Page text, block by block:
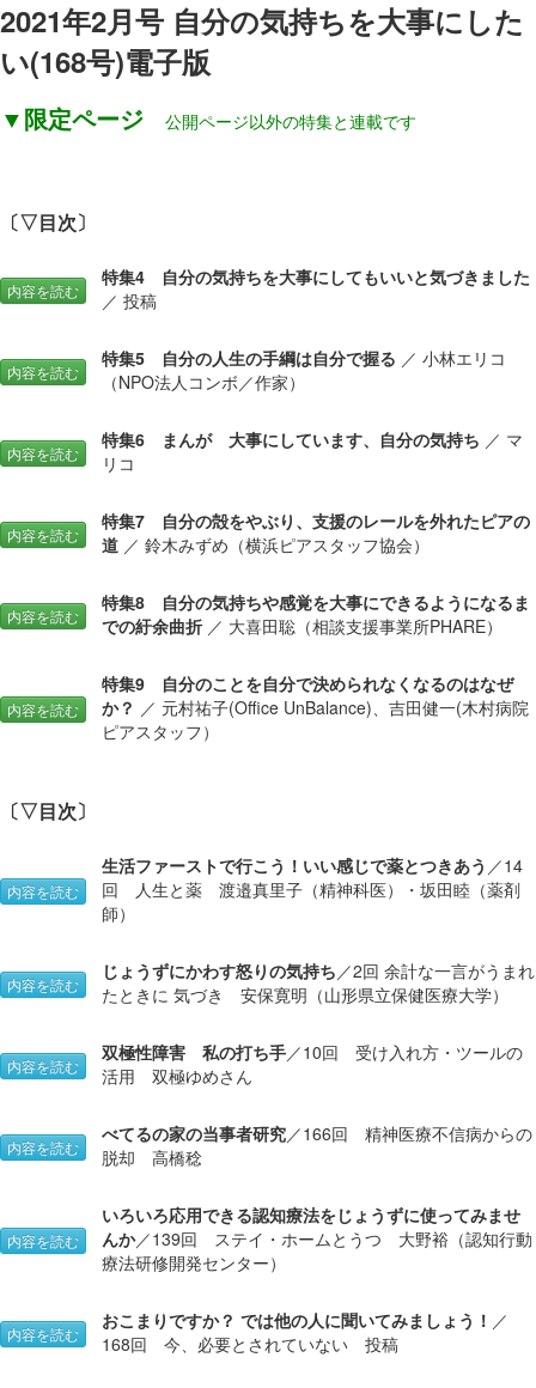
2021年2月号 自分の気持ちを大事にした
い(168号)電子版
▼限定ページ 公開ページ以外の特集と連載です
〔▽目次〕
内容を読む
特集4 自分の気持ちを大事にしてもいいと気づきました
／ 投稿
内容を読む
特集5 自分の人生の手綱は自分で握る ／ 小林エリコ
（NPO法人コンボ／作家）
内容を読む
特集6 まんが 大事にしています、自分の気持ち ／ マ
リコ
内容を読む
特集7 自分の殻をやぶり、支援のレールを外れたピアの
道 ／ 鈴木みずめ（横浜ピアスタッフ協会）
内容を読む
特集8 自分の気持ちや感覚を大事にできるようになるま
での紆余曲折 ／ 大喜田聡（相談支援事業所PHARE）
内容を読む
特集9 自分のことを自分で決められなくなるのはなぜ
か？ ／ 元村祐子(Office UnBalance)、吉田健一(木村病院
ピアスタッフ）
〔▽目次〕
内容を読む
生活ファーストで行こう！いい感じで薬とつきあう ／14
回 人生と薬 渡邉真里子（精神科医）・坂田睦（薬剤
師）
内容を読む
じょうずにかわす怒りの気持ち／2回 余計な一言がうまれ
たときに 気づき 安保寛明（山形県立保健医療大学）
内容を読む
双極性障害 私の打ち手／10回 受け入れ方・ツールの
活用 双極ゆめさん
内容を読む
べてるの家の当事者研究／166回 精神医療不信病からの
脱却 高橋稔
内容を読む
いろいろ応用できる認知療法をじょうずに使ってみませ
んか／139回 ステイ・ホームとうつ 大野裕（認知行動
療法研修開発センター）
内容を読む
おこまりですか？ では他の人に聞いてみましょう！ ／
168回 今、必要とされていない 投稿